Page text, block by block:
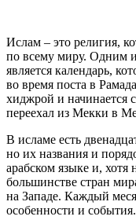
Ислам – это религия,
по всему миру. Одним
является календарь,
во время поста в
хиджрой и начинается
переехал из Мекки в
В исламе есть
но их названия и
арабском языке и,
большинстве стран
на Западе. Каждый
особенности и события.